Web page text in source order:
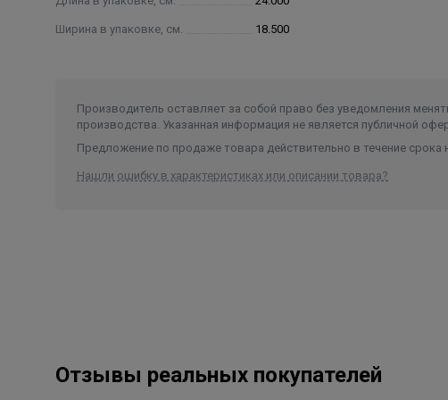
Ширина в упаковке, см. 18.500
Производитель оставляет за собой право без уведомления
производства. Указанная информация не является публичной
Предложение по продаже товара действительно в течение срока
Нашли ошибку в характеристиках или описании товара?
Отзывы реальных покупателей